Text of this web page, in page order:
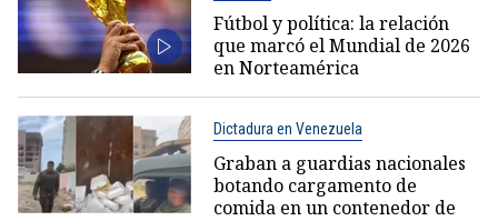
Fútbol y política: la relación
que marcó el Mundial de 2026
en Norteamérica
Dictadura en Venezuela
Graban a guardias nacionales
botando cargamento de
comida en un contenedor de